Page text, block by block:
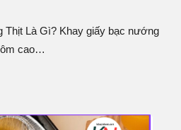
Thịt Là Gì? Khay giấy bạc nướng
cao…